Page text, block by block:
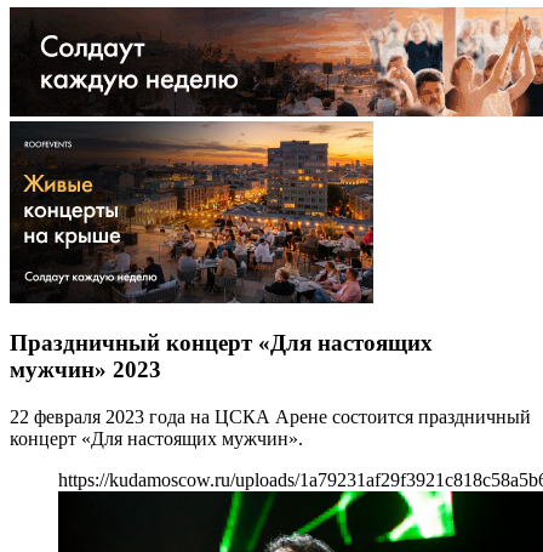
Праздничный концерт «Для настоящих
мужчин» 2023
22 февраля 2023 года на ЦСКА Арене состоится праздничный
концерт «Для настоящих мужчин».
https://kudamoscow.ru/uploads/